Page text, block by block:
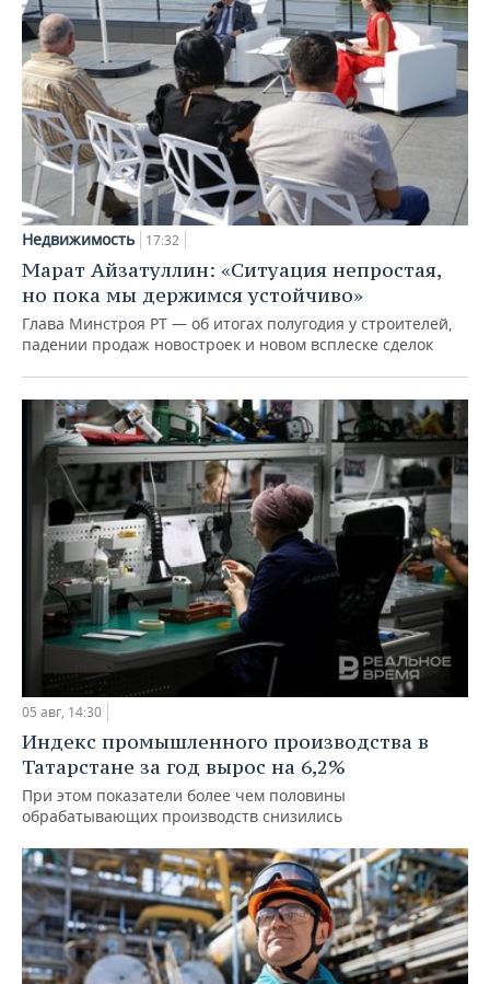
Недвижимость 17:32
Марат Айзатуллин: «Ситуация непростая,
но пока мы держимся устойчиво»
Глава Минстроя РТ — об итогах полугодия у строителей,
падении продаж новостроек и новом всплеске сделок
05 авг, 14:30
Индекс промышленного производства в
Татарстане за год вырос на 6,2%
При этом показатели более чем половины
обрабатывающих производств снизились